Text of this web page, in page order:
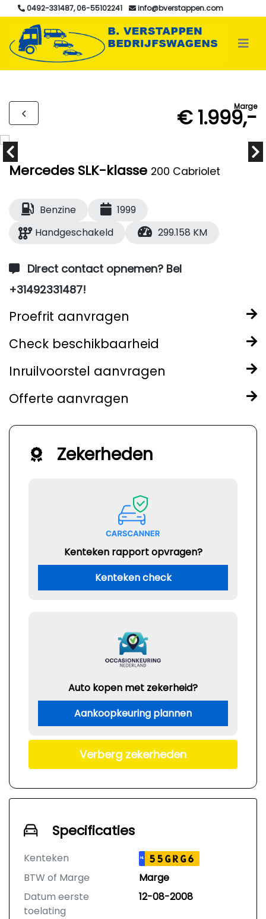
0492-331487, 06-55102241 info@bverstappen.com
Marge
€ 1.999,-
Mercedes SLK-klasse 200 Cabriolet
Benzine
1999
Handgeschakeld
299.158 KM
Direct contact opnemen? Bel
+31492331487!
Proefrit aanvragen
Check beschikbaarheid
Inruilvoorstel aanvragen
Offerte aanvragen
Zekerheden
Kenteken rapport opvragen?
Kenteken check
Auto kopen met zekerheid?
Aankoopkeuring plannen
Verberg zekerheden
Specificaties
Kenteken NL 55GRG6
BTW of Marge
Marge
Datum eerste
toelating
12-08-2008